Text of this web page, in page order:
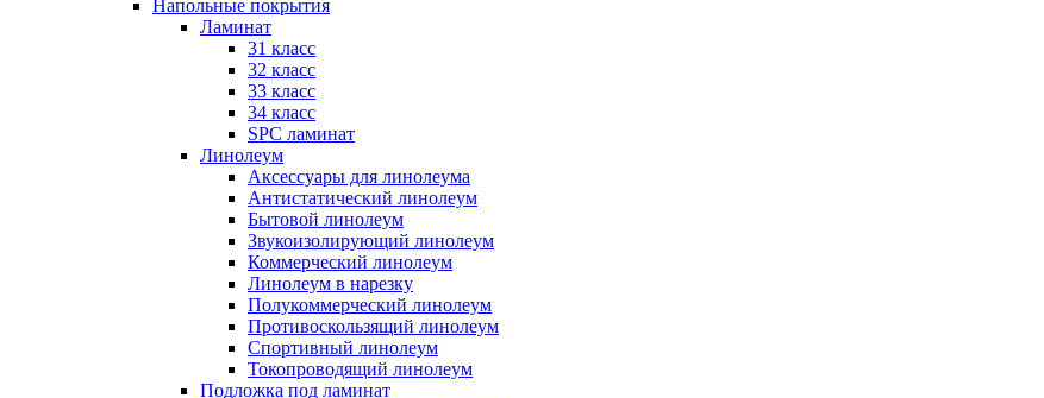
Напольные покрытия
Ламинат
31 класс
32 класс
33 класс
34 класс
SPC ламинат
Линолеум
Аксессуары для линолеума
Антистатический линолеум
Бытовой линолеум
Звукоизолирующий линолеум
Коммерческий линолеум
Линолеум в нарезку
Полукоммерческий линолеум
Противоскользящий линолеум
Спортивный линолеум
Токопроводящий линолеум
Подложка под ламинат